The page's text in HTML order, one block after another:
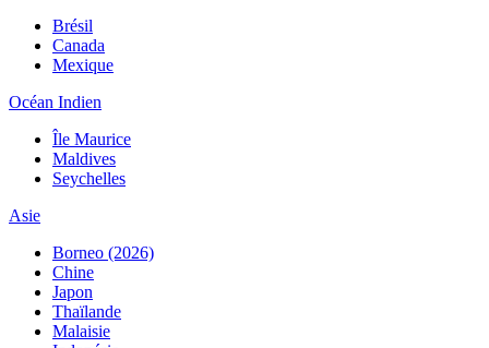
Brésil
Canada
Mexique
Océan Indien
Île Maurice
Maldives
Seychelles
Asie
Borneo (2026)
Chine
Japon
Thaïlande
Malaisie